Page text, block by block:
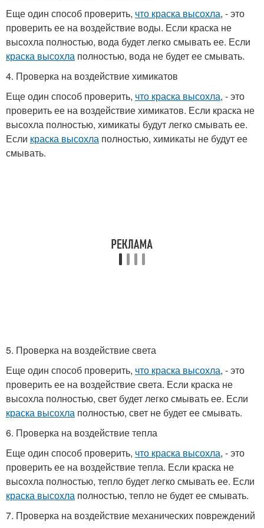
Еще один способ проверить, что краска высохла, - это
проверить ее на воздействие воды. Если краска не
высохла полностью, вода будет легко смывать ее. Если
краска высохла полностью, вода не будет ее смывать.
4. Проверка на воздействие химикатов
Еще один способ проверить, что краска высохла, - это
проверить ее на воздействие химикатов. Если краска не
высохла полностью, химикаты будут легко смывать ее.
Если краска высохла полностью, химикаты не будут ее
смывать.
5. Проверка на воздействие света
Еще один способ проверить, что краска высохла, - это
проверить ее на воздействие света. Если краска не
высохла полностью, свет будет легко смывать ее. Если
краска высохла полностью, свет не будет ее смывать.
6. Проверка на воздействие тепла
Еще один способ проверить, что краска высохла, - это
проверить ее на воздействие тепла. Если краска не
высохла полностью, тепло будет легко смывать ее. Если
краска высохла полностью, тепло не будет ее смывать.
7. Проверка на воздействие механических повреждений